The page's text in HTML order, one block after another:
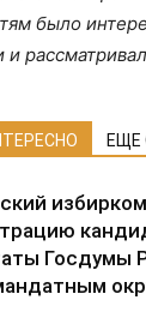
было
ЕЩЕ
Госдумы